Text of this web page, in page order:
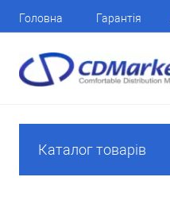
Головна Гарантія
Каталог товарів